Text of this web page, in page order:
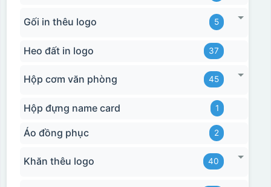
Gối in thêu logo 5
Heo đất in logo 37
Hộp cơm văn phòng 45
Hộp đựng name card 1
Áo đồng phục 2
Khăn thêu logo 40